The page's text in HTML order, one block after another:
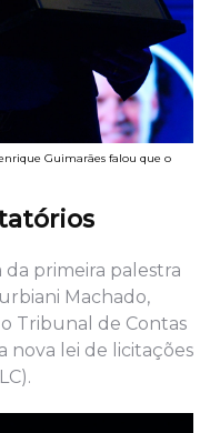
Guimarães falou que o
da primeira palestra
Machado,
Tribunal de Contas
nova lei de licitações